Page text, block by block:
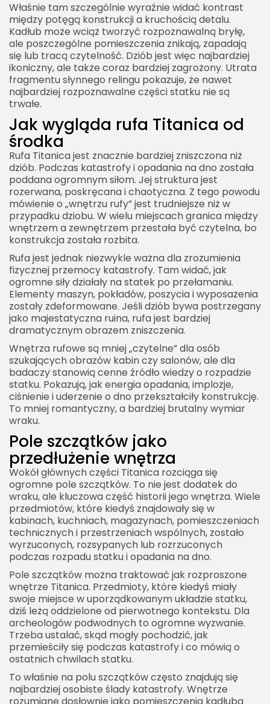
2026 Akademia Internetu Wszelkie prawa
zastrzeżone. Treści umieszczone na stronie
Właśnie tam szczególnie wyraźnie widać kontrast
między potęgą konstrukcji a kruchością detalu.
Kadłub może wciąż tworzyć rozpoznawalną bryłę,
ale poszczególne pomieszczenia znikają, zapadają
się lub tracą czytelność. Dziób jest więc najbardziej
ikoniczny, ale także coraz bardziej zagrożony. Utrata
fragmentu słynnego relingu pokazuje, że nawet
najbardziej rozpoznawalne części statku nie są
trwałe.
Jak wygląda rufa Titanica od
środka
Rufa Titanica jest znacznie bardziej zniszczona niż
dziób. Podczas katastrofy i opadania na dno została
poddana ogromnym siłom. Jej struktura jest
rozerwana, poskręcana i chaotyczna. Z tego powodu
mówienie o „wnętrzu rufy” jest trudniejsze niż w
przypadku dziobu. W wielu miejscach granica między
wnętrzem a zewnętrzem przestała być czytelna, bo
konstrukcja została rozbita.
Rufa jest jednak niezwykle ważna dla zrozumienia
fizycznej przemocy katastrofy. Tam widać, jak
ogromne siły działały na statek po przełamaniu.
Elementy maszyn, pokładów, poszycia i wyposażenia
zostały zdeformowane. Jeśli dziób bywa postrzegany
jako majestatyczna ruina, rufa jest bardziej
dramatycznym obrazem zniszczenia.
Wnętrza rufowe są mniej „czytelne” dla osób
szukających obrazów kabin czy salonów, ale dla
badaczy stanowią cenne źródło wiedzy o rozpadzie
statku. Pokazują, jak energia opadania, implozje,
ciśnienie i uderzenie o dno przekształciły konstrukcję.
To mniej romantyczny, a bardziej brutalny wymiar
wraku.
Pole szczątków jako
przedłużenie wnętrza
Wokół głównych części Titanica rozciąga się
ogromne pole szczątków. To nie jest dodatek do
wraku, ale kluczowa część historii jego wnętrza. Wiele
przedmiotów, które kiedyś znajdowały się w
kabinach, kuchniach, magazynach, pomieszczeniach
technicznych i przestrzeniach wspólnych, zostało
wyrzuconych, rozsypanych lub rozrzuconych
podczas rozpadu statku i opadania na dno.
Pole szczątków można traktować jak rozproszone
wnętrze Titanica. Przedmioty, które kiedyś miały
swoje miejsce w uporządkowanym układzie statku,
dziś leżą oddzielone od pierwotnego kontekstu. Dla
archeologów podwodnych to ogromne wyzwanie.
Trzeba ustalać, skąd mogły pochodzić, jak
przemieściły się podczas katastrofy i co mówią o
ostatnich chwilach statku.
To właśnie na polu szczątków często znajdują się
najbardziej osobiste ślady katastrofy. Wnętrze